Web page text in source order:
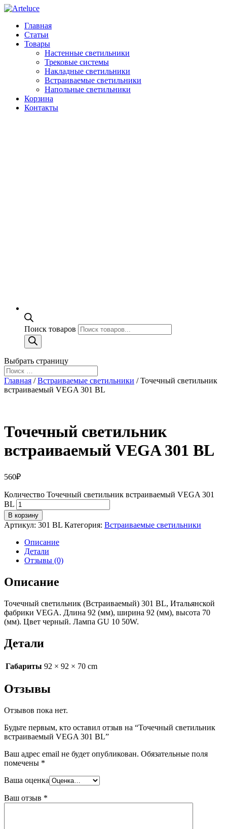
Главная
Статьи
Товары
Настенные светильники
Трековые системы
Накладные светильники
Встраиваемые светильники
Напольные светильники
Корзина
Контакты
Поиск товаров
Выбрать страницу
Главная /Встраиваемые светильники / Точечный светильник
встраиваемый VEGA 301 BL
Точечный светильник
встраиваемый VEGA 301 BL
560₽
Количество Точечный светильник встраиваемый VEGA 301
BL
В корзину
Артикул: 301 BL Категория: Встраиваемые светильники
Описание
Детали
Отзывы (0)
Описание
Точечный светильник (Встраиваемый) 301 BL, Итальянской
фабрики VEGA. Длина 92 (мм), ширина 92 (мм), высота 70
(мм). Цвет черный. Лампа GU 10 50W.
Детали
Габариты 92 × 92 × 70 cm
Отзывы
Отзывов пока нет.
Будьте первым, кто оставил отзыв на “Точечный светильник
встраиваемый VEGA 301 BL”
Ваш адрес email не будет опубликован. Обязательные поля
помечены *
Ваша оценка
Ваш отзыв *